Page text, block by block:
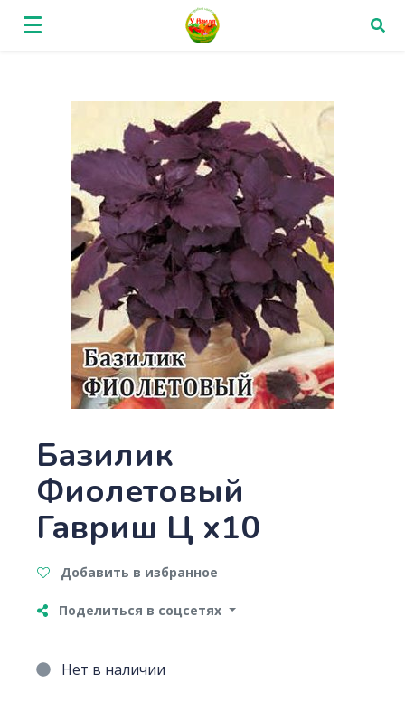
Базилик
Фиолетовый
Гавриш Ц x10
Добавить в избранное
Поделиться в соцсетях
Нет в наличии